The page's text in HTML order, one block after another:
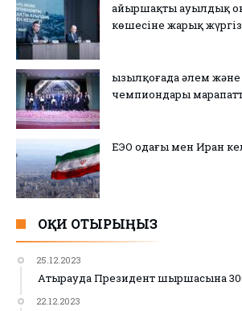
Қайыршақты ауылдық
көшесіне жарық
Қызылқоғада әлем
чемпиондары
ЕЭО одағы мен Иран
ОҚИ ОТЫРЫҢЫЗ
25.12.2023
Атырауда Президент шыршасына
22.12.2023